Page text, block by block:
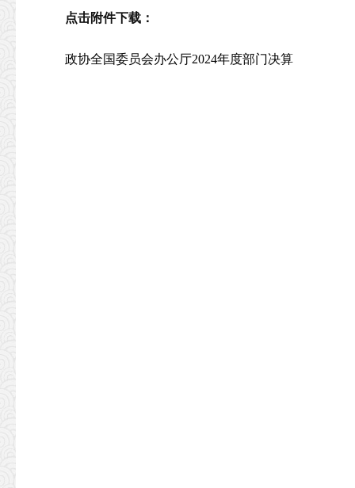
点击附件下载：
政协全国委员会办公厅2024年度部门决算